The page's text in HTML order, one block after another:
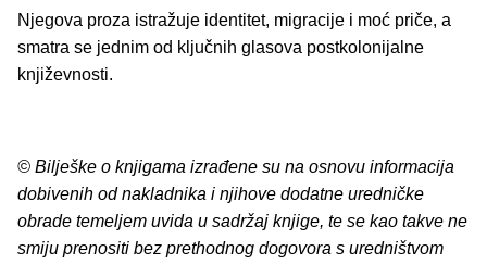
Njegova proza istražuje identitet, migracije i moć priče, a
smatra se jednim od ključnih glasova postkolonijalne
književnosti.
© Bilješke o knjigama izrađene su na osnovu informacija
dobivenih od nakladnika i njihove dodatne uredničke
obrade temeljem uvida u sadržaj knjige, te se kao takve ne
smiju prenositi bez prethodnog dogovora s uredništvom